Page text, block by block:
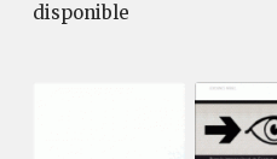
disponible